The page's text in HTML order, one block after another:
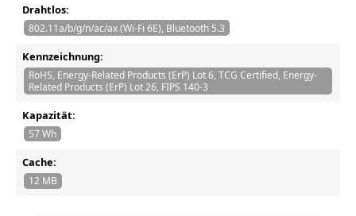
Drahtlos:
802.11a/b/g/n/ac/ax (Wi-Fi 6E), Bluetooth 5.3
Kennzeichnung:
RoHS, Energy-Related Products (ErP) Lot 6, TCG Certified, Energy-
Related Products (ErP) Lot 26, FIPS 140-3
Kapazität:
57 Wh
Cache:
12 MB